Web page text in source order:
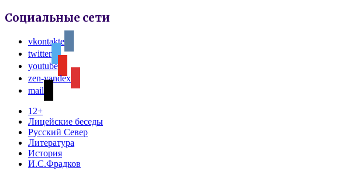
Социальные сети
vkontakte
twitter
youtube
zen-yandex
mail
12+
Лицейские беседы
Русский Север
Литература
История
И.С.Фрадков